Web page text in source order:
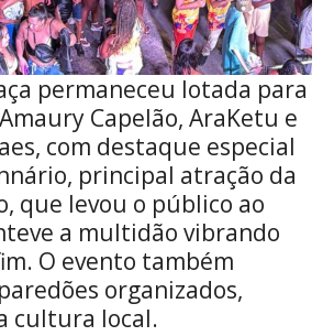
permaneceu lotada para
Capelão, AraKetu e
com destaque especial
principal atração da
que levou o público ao
a multidão vibrando
O evento também
organizados,
cultura local.